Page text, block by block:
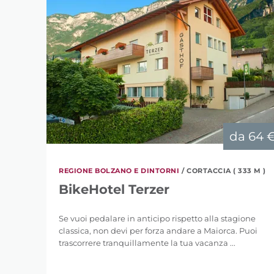
da 64
REGIONE BOLZANO E DINTORNI / CORTACCIA ( 333 M )
BikeHotel Terzer
Se vuoi pedalare in anticipo rispetto alla stagione
classica, non devi per forza andare a Maiorca. Puoi
trascorrere tranquillamente la tua vacanza ...